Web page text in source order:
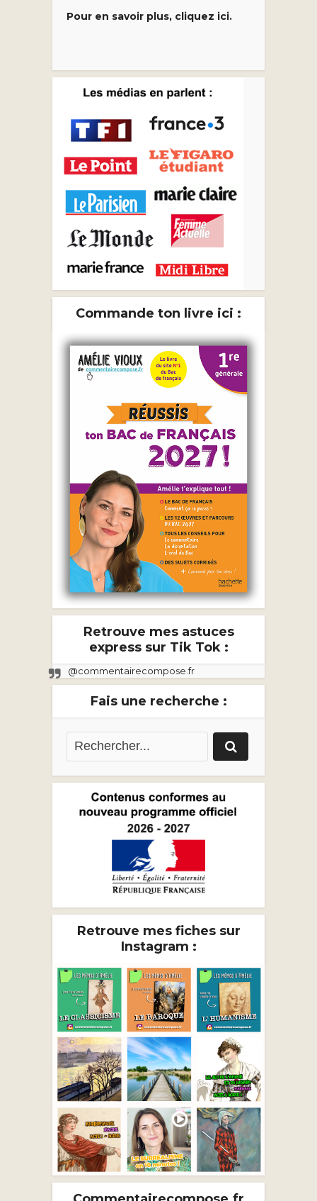
Pour en savoir plus, cliquez ici.
Commande ton livre ici :
Retrouve mes astuces
express sur Tik Tok :
@commentairecompose.fr
Fais une recherche :
Retrouve mes fiches sur
Instagram :